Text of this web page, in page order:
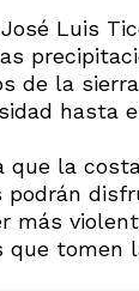
Luis
de la
hasta
que la
más
que tomen